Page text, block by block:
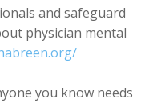
and safeguard
physician mental
you know needs